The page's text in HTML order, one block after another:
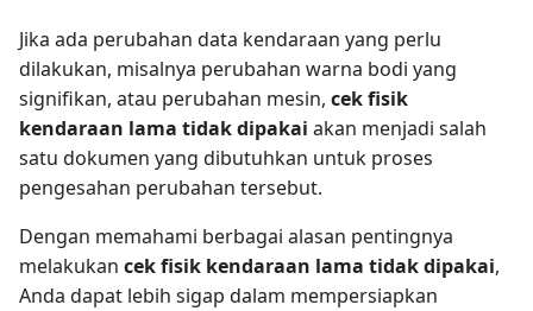
Jika ada perubahan data kendaraan yang perlu
dilakukan, misalnya perubahan warna bodi yang
signifikan, atau perubahan mesin, cek fisik
kendaraan lama tidak dipakai akan menjadi salah
satu dokumen yang dibutuhkan untuk proses
pengesahan perubahan tersebut.
Dengan memahami berbagai alasan pentingnya
melakukan cek fisik kendaraan lama tidak dipakai,
Anda dapat lebih sigap dalam mempersiapkan